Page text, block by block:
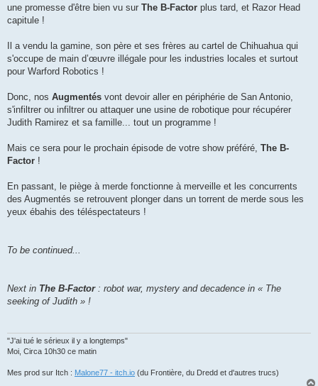
une promesse d'être bien vu sur The B-Factor plus tard, et Razor Head
capitule !
Il a vendu la gamine, son père et ses frères au cartel de Chihuahua qui
s'occupe de main d’œuvre illégale pour les industries locales et surtout
pour Warford Robotics !
Donc, nos Augmentés vont devoir aller en périphérie de San Antonio,
s'infiltrer ou infiltrer ou attaquer une usine de robotique pour récupérer
Judith Ramirez et sa famille... tout un programme !
Mais ce sera pour le prochain épisode de votre show préféré, The B-
Factor !
En passant, le piège à merde fonctionne à merveille et les concurrents
des Augmentés se retrouvent plonger dans un torrent de merde sous les
yeux ébahis des téléspectateurs !
To be continued...
Next in The B-Factor: robot war, mystery and decadence in « The
seeking of Judith » !
"J'ai tué le sérieux il y a longtemps"
Moi, Circa 10h30 ce matin
Mes prod sur Itch : Malone77 - itch.io (du Frontière, du Dredd et d'autres trucs)